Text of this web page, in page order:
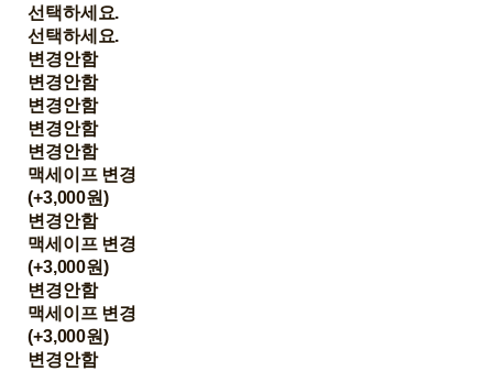
선택하세요.
선택하세요.
변경안함
변경안함
변경안함
변경안함
변경안함
맥세이프 변경
(+3,000원)
변경안함
맥세이프 변경
(+3,000원)
변경안함
맥세이프 변경
(+3,000원)
변경안함